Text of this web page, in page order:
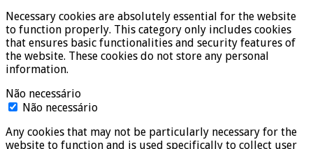
Necessary cookies are absolutely essential for the website
to function properly. This category only includes cookies
that ensures basic functionalities and security features of
the website. These cookies do not store any personal
information.
Não necessário
Não necessário
Any cookies that may not be particularly necessary for the
website to function and is used specifically to collect user